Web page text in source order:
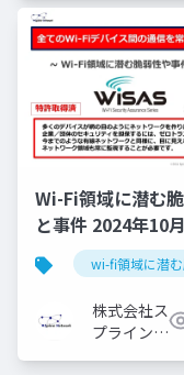
Wi-Fi領域に潜む
と事件 2024年10月
wi-fi領域に潜む
株式会社ス
プライン・